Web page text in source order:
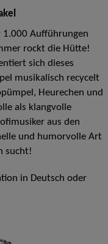
1.000 Aufführungen
rockt die Hütte!
sich dieses
musikalisch recycelt
Heurechen und
als klangvolle
aus den
und humorvolle Art
sucht!
in Deutsch oder